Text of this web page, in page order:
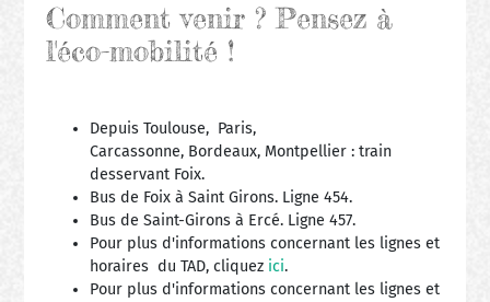
Comment venir ? Pensez à
l'éco-mobilité !
Depuis Toulouse, Paris,
Carcassonne, Bordeaux, Montpellier : train
desservant Foix.
Bus de Foix à Saint Girons. Ligne 454.
Bus de Saint-Girons à Ercé. Ligne 457.
Pour plus d'informations concernant les lignes et
horaires du TAD, cliquez ici.
Pour plus d'informations concernant les lignes et